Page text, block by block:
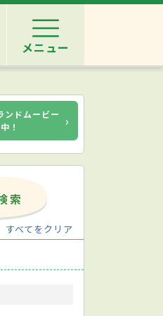
メニュー
ンドムービー
！
›
すべてをクリア